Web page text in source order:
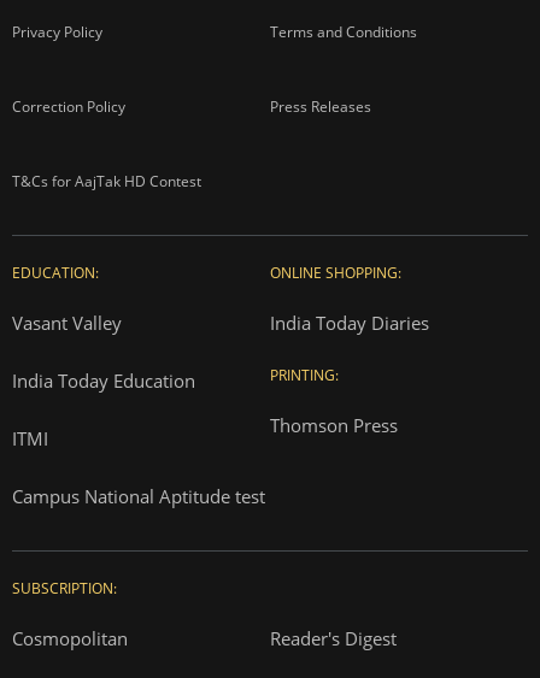
Privacy Policy Terms and Conditions
Correction Policy Press Releases
T&Cs for AajTak HD Contest
EDUCATION:
Vasant Valley
India Today Education
ITMI
Campus National Aptitude test
ONLINE SHOPPING:
India Today Diaries
PRINTING:
Thomson Press
SUBSCRIPTION:
Cosmopolitan Reader's Digest